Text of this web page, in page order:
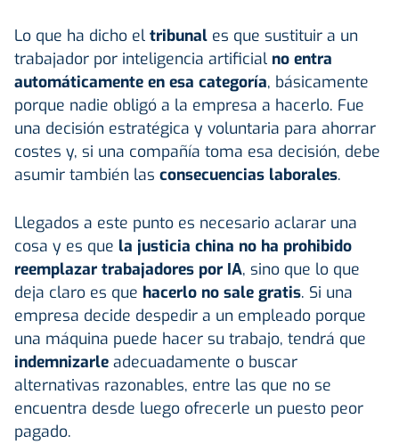
Lo que ha dicho el tribunal es que sustituir a un
trabajador por inteligencia artificial no entra
automáticamente en esa categoría, básicamente
porque nadie obligó a la empresa a hacerlo. Fue
una decisión estratégica y voluntaria para ahorrar
costes y, si una compañía toma esa decisión, debe
asumir también las consecuencias laborales.
Llegados a este punto es necesario aclarar una
cosa y es que la justicia china no ha prohibido
reemplazar trabajadores por IA, sino que lo que
deja claro es que hacerlo no sale gratis. Si una
empresa decide despedir a un empleado porque
una máquina puede hacer su trabajo, tendrá que
indemnizarle adecuadamente o buscar
alternativas razonables, entre las que no se
encuentra desde luego ofrecerle un puesto peor
pagado.